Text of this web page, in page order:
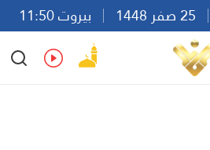
بيروت 11:50
Ar
En Fr Es